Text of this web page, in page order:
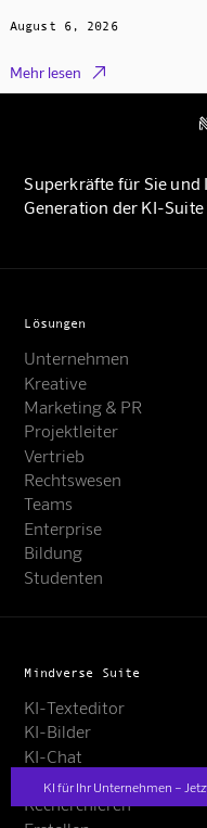
KI für Ihr Unternehmen –
August 6, 2026
Mehr lesen 
Superkräfte für Sie und
Generation der KI-
Lösungen
Unternehmen
Kreative
Marketing & PR
Projektleiter
Vertrieb
Rechtswesen
Teams
Enterprise
Bildung
Studenten
Mindverse Suite
KI-Texteditor
KI-Bilder
KI-Chat
Planen
Recherchieren